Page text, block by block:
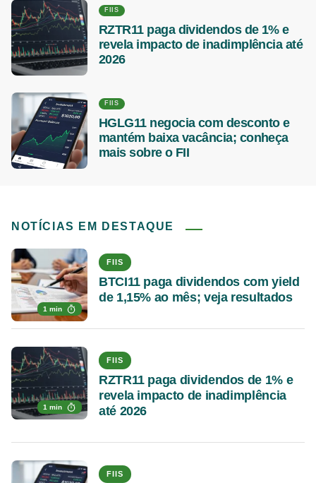
FIIS
RZTR11 paga dividendos de 1% e
revela impacto de inadimplência até
2026
FIIS
HGLG11 negocia com desconto e
mantém baixa vacância; conheça
mais sobre o FII
NOTÍCIAS EM DESTAQUE
1 min
FIIS
BTCI11 paga dividendos com yield
de 1,15% ao mês; veja resultados
1 min
FIIS
RZTR11 paga dividendos de 1% e
revela impacto de inadimplência
até 2026
FIIS